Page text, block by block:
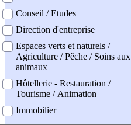
Conseil / Etudes
Direction d'entreprise
Espaces verts et naturels /
Agriculture / Pêche / Soins aux
animaux
Hôtellerie - Restauration /
Tourisme / Animation
Immobilier